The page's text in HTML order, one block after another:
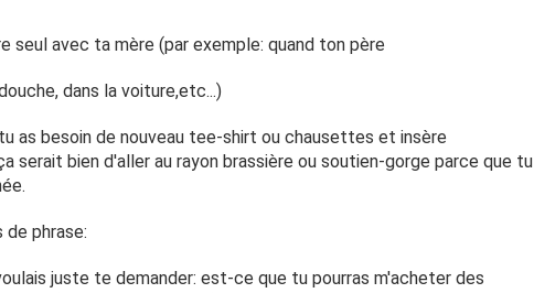
seul avec ta mère (par exemple: quand ton père
dans la voiture,etc...)
as besoin de nouveau tee-shirt ou chausettes et insère
serait bien d'aller au rayon brassière ou soutien-gorge parce que tu
phrase:
juste te demander: est-ce que tu pourras m'acheter des